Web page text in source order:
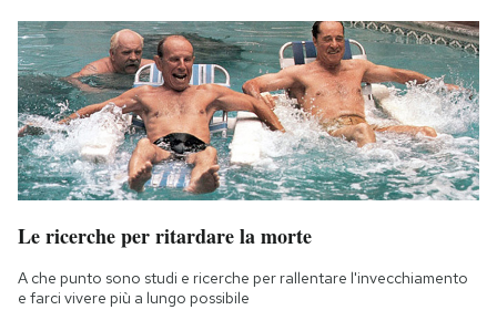
Le ricerche per ritardare la morte
A che punto sono studi e ricerche per rallentare l'invecchiamento
e farci vivere più a lungo possibile